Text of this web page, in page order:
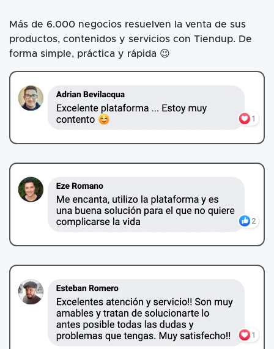
Más de 6.000 negocios resuelven la venta de sus
productos, contenidos y servicios con Tiendup. De
forma simple, práctica y rápida 😉